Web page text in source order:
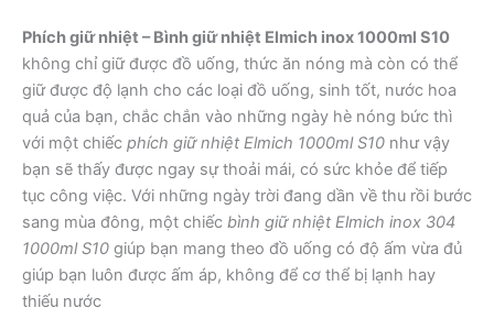
là:
490.000 ₫.
tại
là:
410.000 ₫.
Phích giữ nhiệt – Bình giữ nhiệt Elmich inox 1000ml S10
không chỉ giữ được đồ uống, thức ăn nóng mà còn có thể
giữ được độ lạnh cho các loại đồ uống, sinh tốt, nước hoa
quả của bạn, chắc chắn vào những ngày hè nóng bức thì
với một chiếc phích giữ nhiệt Elmich 1000ml S10 như vậy
bạn sẽ thấy được ngay sự thoải mái, có sức khỏe để tiếp
tục công việc. Với những ngày trời đang dần về thu rồi bước
sang mùa đông, một chiếc bình giữ nhiệt Elmich inox 304
1000ml S10 giúp bạn mang theo đồ uống có độ ấm vừa đủ
giúp bạn luôn được ấm áp, không để cơ thể bị lạnh hay
thiếu nước